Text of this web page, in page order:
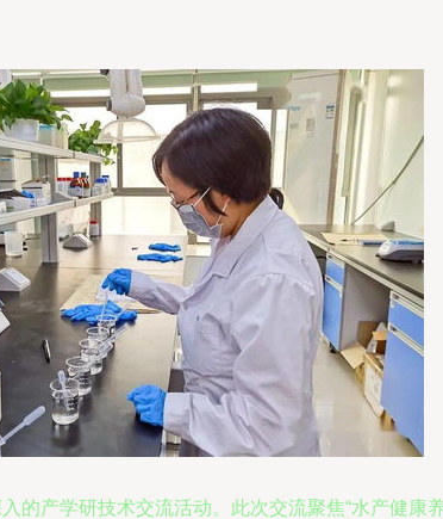
产学研技术交流活动。此次交流聚焦“水产健康